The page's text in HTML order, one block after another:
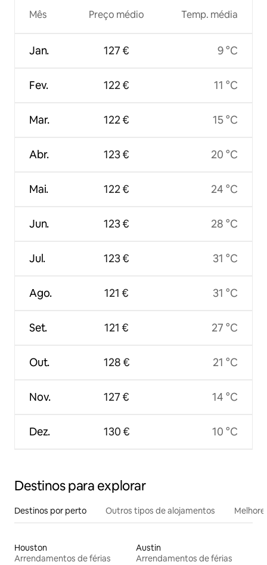
Mês
Jan.
Fev.
Mar.
Abr.
Mai.
Jun.
Jul.
Ago.
Set.
Out.
Nov.
Dez.
Preço médio
127 €
122 €
122 €
123 €
122 €
123 €
123 €
121 €
121 €
128 €
127 €
130 €
Temp. média
9 °C
11 °C
15 °C
20 °C
24 °C
28 °C
31 °C
31 °C
27 °C
21 °C
14 °C
10 °C
Destinos para explorar
Destinos por perto Outros tipos de alojamentos
Houston
Arrendamentos de férias
Austin
Arrendamentos de férias